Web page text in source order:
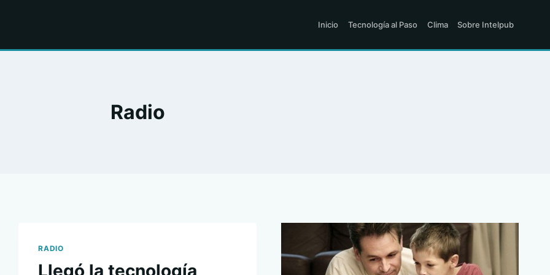
Inicio Tecnología al Paso Clima Sobre Intelpub
Radio
RADIO
Llegó la tecnología